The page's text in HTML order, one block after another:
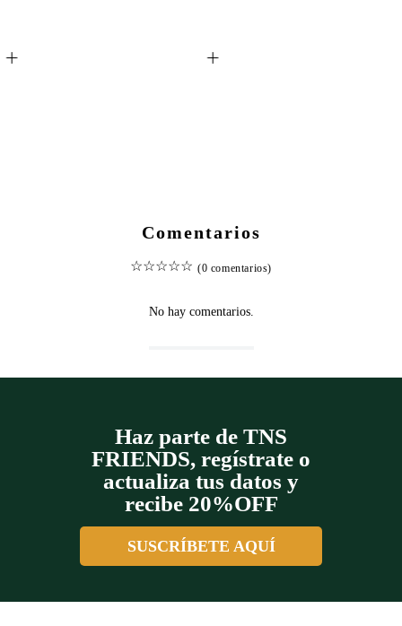
Comentarios
☆☆☆☆☆ (0 comentarios)
No hay comentarios.
Haz parte de TNS
FRIENDS, regístrate o
actualiza tus datos y
recibe 20%OFF
SUSCRÍBETE AQUÍ